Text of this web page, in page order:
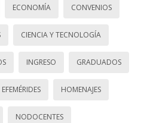
ECONOMÍA CONVENIOS
CIENCIA Y TECNOLOGÍA
INGRESO GRADUADOS
EFEMÉRIDES HOMENAJES
NODOCENTES